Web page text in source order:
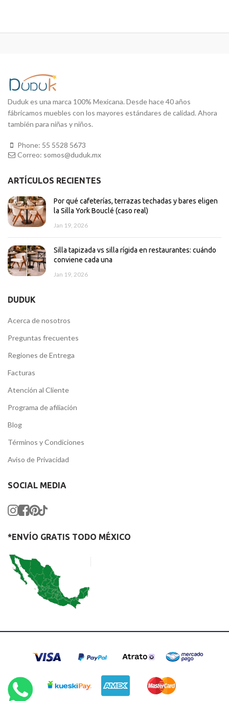
Duduk es una marca 100% Mexicana. Desde hace 40 años
fábricamos muebles con los mayores estándares de calidad. Ahora
también para niñas y niños.
Phone: 55 5528 5673
Correo: somos@duduk.mx
ARTÍCULOS RECIENTES
Por qué cafeterías, terrazas techadas y bares eligen
la Silla York Bouclé (caso real)
Jan 19, 2026
Silla tapizada vs silla rígida en restaurantes: cuándo
conviene cada una
Jan 19, 2026
DUDUK
Acerca de nosotros
Preguntas frecuentes
Regiones de Entrega
Facturas
Atención al Cliente
Programa de afiliación
Blog
Términos y Condiciones
Aviso de Privacidad
SOCIAL MEDIA
*ENVÍO GRATIS TODO MÉXICO